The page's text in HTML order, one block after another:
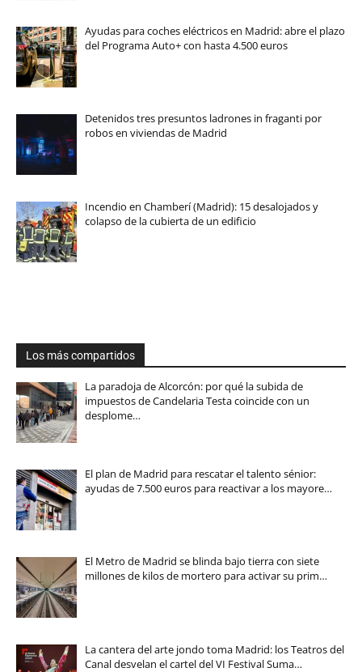
Ayudas para coches eléctricos en Madrid: abre el plazo
del Programa Auto+ con hasta 4.500 euros
Detenidos tres presuntos ladrones in fraganti por
robos en viviendas de Madrid
Incendio en Chamberí (Madrid): 15 desalojados y
colapso de la cubierta de un edificio
Los más compartidos
La paradoja de Alcorcón: por qué la subida de
impuestos de Candelaria Testa coincide con un
desplome…
El plan de Madrid para rescatar el talento sénior:
ayudas de 7.500 euros para reactivar a los mayore…
El Metro de Madrid se blinda bajo tierra con siete
millones de kilos de mortero para activar su prim…
La cantera del arte jondo toma Madrid: los Teatros del
Canal desvelan el cartel del VI Festival Suma…